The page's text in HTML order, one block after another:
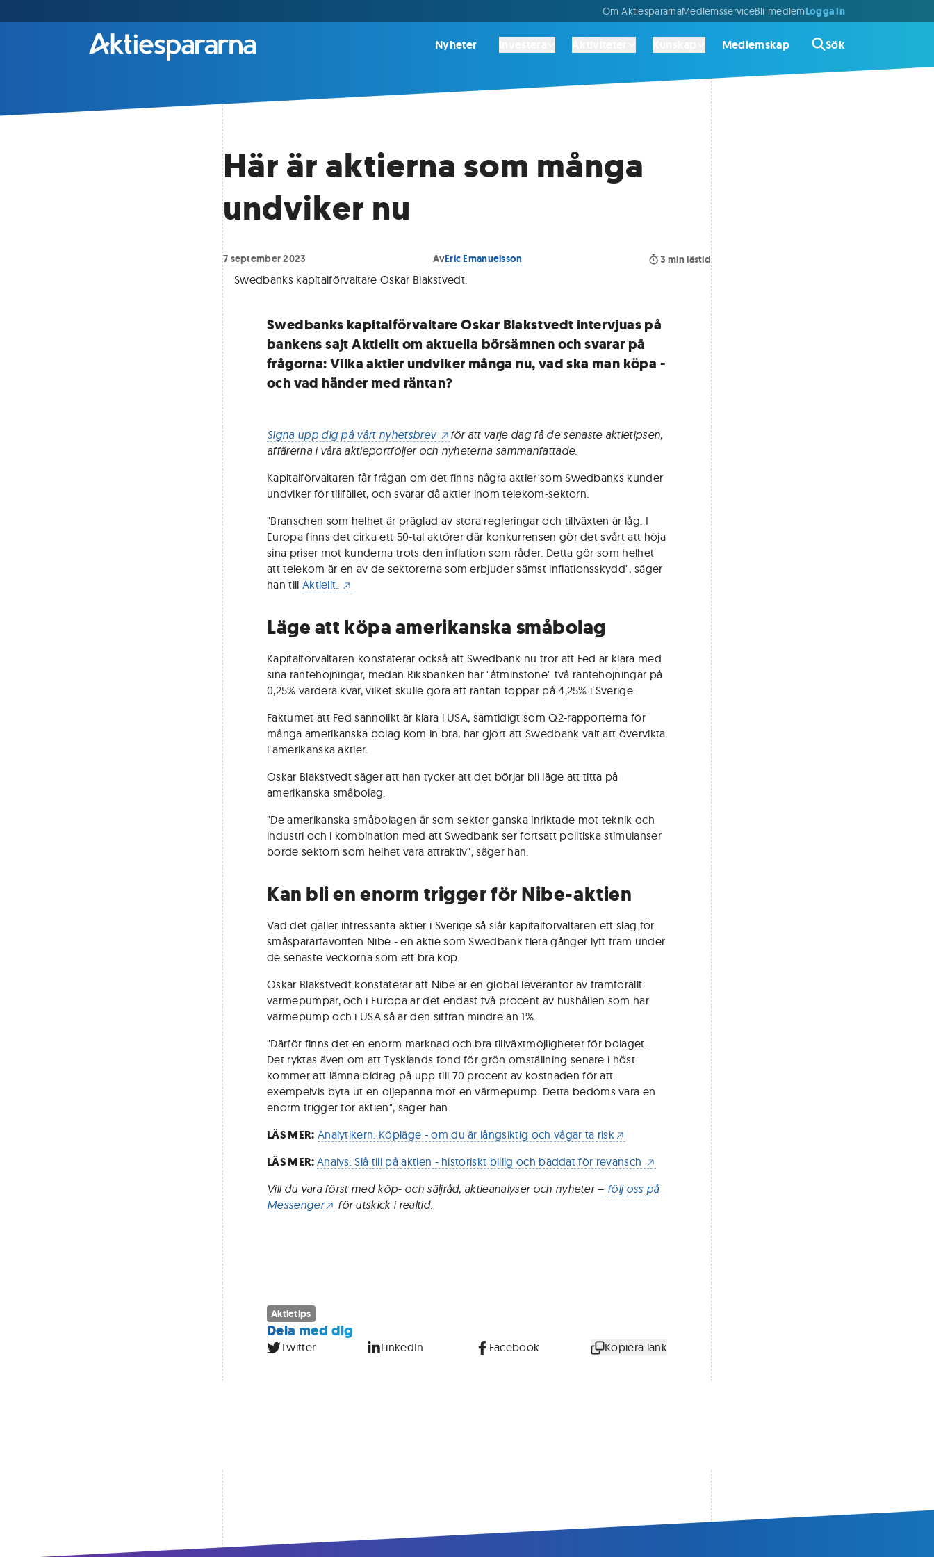
Om AktiespararnaMedlemsserviceBli medlemLogga in
Nyheter Medlemskap Sök
Här är aktierna som många
undviker nu
7 september 2023 AvEric Emanuelsson 3 min lästid
Swedbanks kapitalförvaltare Oskar Blakstvedt.
Swedbanks kapitalförvaltare Oskar Blakstvedt intervjuas på
bankens sajt Aktiellt om aktuella börsämnen och svarar på
frågorna: Vilka aktier undviker många nu, vad ska man köpa -
och vad händer med räntan?
Signa upp dig på vårt nyhetsbrev
för att varje dag få de senaste aktietipsen,
affärerna i våra aktieportföljer och nyheterna sammanfattade.
Kapitalförvaltaren får frågan om det finns några aktier som Swedbanks kunder
undviker för tillfället, och svarar då aktier inom telekom-sektorn.
"Branschen som helhet är präglad av stora regleringar och tillväxten är låg. I
Europa finns det cirka ett 50-tal aktörer där konkurrensen gör det svårt att höja
sina priser mot kunderna trots den inflation som råder. Detta gör som helhet
att telekom är en av de sektorerna som erbjuder sämst inflationsskydd", säger
han till Aktiellt.
Läge att köpa amerikanska småbolag
Kapitalförvaltaren konstaterar också att Swedbank nu tror att Fed är klara med
sina räntehöjningar, medan Riksbanken har "åtminstone" två räntehöjningar på
0,25% vardera kvar, vilket skulle göra att räntan toppar på 4,25% i Sverige.
Faktumet att Fed sannolikt är klara i USA, samtidigt som Q2-rapporterna för
många amerikanska bolag kom in bra, har gjort att Swedbank valt att övervikta
i amerikanska aktier.
Oskar Blakstvedt säger att han tycker att det börjar bli läge att titta på
amerikanska småbolag.
"De amerikanska småbolagen är som sektor ganska inriktade mot teknik och
industri och i kombination med att Swedbank ser fortsatt politiska stimulanser
borde sektorn som helhet vara attraktiv", säger han.
Kan bli en enorm trigger för Nibe-aktien
Vad det gäller intressanta aktier i Sverige så slår kapitalförvaltaren ett slag för
småspararfavoriten Nibe - en aktie som Swedbank flera gånger lyft fram under
de senaste veckorna som ett bra köp.
Oskar Blakstvedt konstaterar att Nibe är en global leverantör av framförallt
värmepumpar, och i Europa är det endast två procent av hushållen som har
värmepump och i USA så är den siffran mindre än 1%.
"Därför finns det en enorm marknad och bra tillväxtmöjligheter för bolaget.
Det ryktas även om att Tysklands fond för grön omställning senare i höst
kommer att lämna bidrag på upp till 70 procent av kostnaden för att
exempelvis byta ut en oljepanna mot en värmepump. Detta bedöms vara en
enorm trigger för aktien", säger han.
LÄS MER: Analytikern: Köpläge - om du är långsiktig och vågar ta risk
LÄS MER: Analys: Slå till på aktien - historiskt billig och bäddat för revansch
Vill du vara först med köp- och säljråd, aktieanalyser och nyheter – följ oss på
Messenger
för utskick i realtid.
Aktietips
Dela med dig
Twitter LinkedIn Facebook Kopiera länk